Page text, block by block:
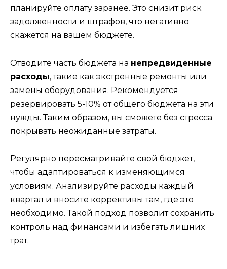
планируйте оплату заранее. Это снизит риск
задолженности и штрафов, что негативно
скажется на вашем бюджете.
Отводите часть бюджета на непредвиденные
расходы, такие как экстренные ремонты или
замены оборудования. Рекомендуется
резервировать 5-10% от общего бюджета на эти
нужды. Таким образом, вы сможете без стресса
покрывать неожиданные затраты.
Регулярно пересматривайте свой бюджет,
чтобы адаптироваться к изменяющимся
условиям. Анализируйте расходы каждый
квартал и вносите коррективы там, где это
необходимо. Такой подход позволит сохранить
контроль над финансами и избегать лишних
трат.